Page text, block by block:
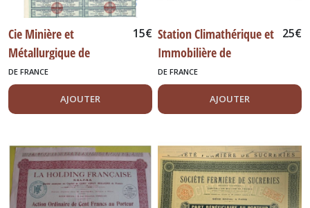
Cie Minière et
Métallurgique de
CARONTE
15€
DE FRANCE
AJOUTER
Station Climathérique et
Immobilière de
THORENC
25€
DE FRANCE
AJOUTER